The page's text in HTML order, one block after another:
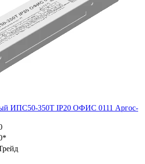
ИПС50-350Т IP20 ОФИС 0111 Аргос-